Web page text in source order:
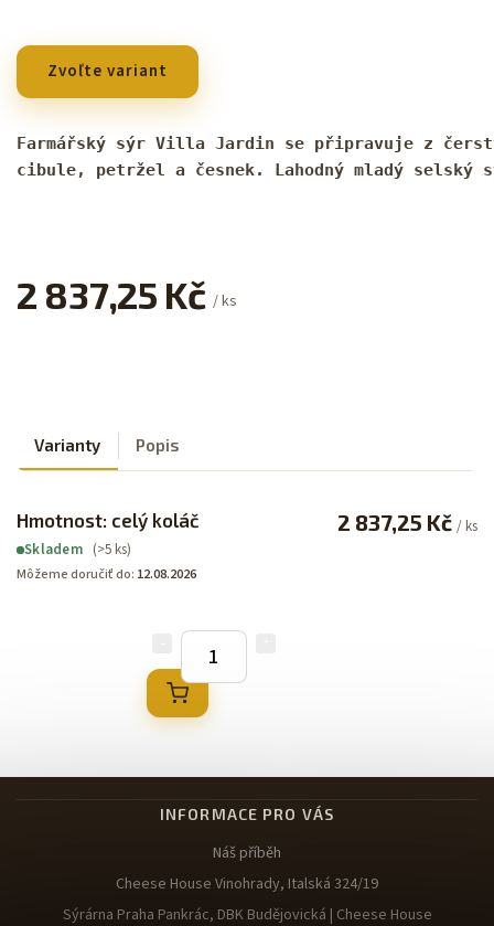
2 837,25 Kč/ ks
Zvoľte variant
Farmářský sýr Villa Jardin se připravuje z
cibule, petržel a česnek. Lahodný mladý
Varianty Popis
Hmotnost: celý koláč
Skladem (>5 ks)
Môžeme doručiť do: 12.08.2026
2 837,25 Kč / ks
INFORMACE PRO VÁS
Náš příběh
Cheese House Vinohrady, Italská 324/19
Sýrárna Praha Pankrác, DBK Budějovická | Cheese House